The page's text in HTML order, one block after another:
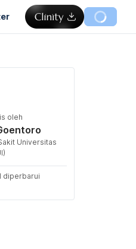
oleh
Universitas
diperbarui